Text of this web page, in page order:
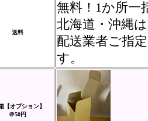
送料
無料！1か所一
北海道・沖縄
配送業者ご指
す。
【オプション】
＠50円